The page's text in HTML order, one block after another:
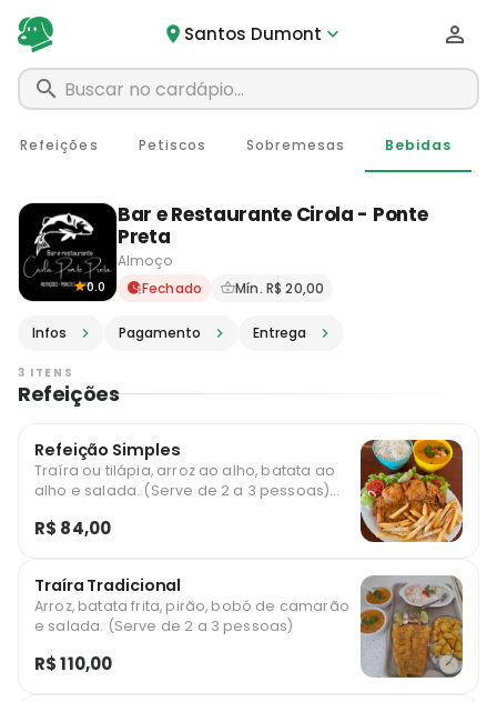
Santos Dumont
0.0
Bar e Restaurante Cirola - Ponte
Preta
Almoço
Delivery em Santos
Fechado Mín. R$ 20,00
Infos Pagamento Entrega
Refeições Petiscos Sobremesas Bebidas
3 ITENS
Refeições
Refeição Simples
Traíra ou tilápia, arroz ao alho, batata ao
alho e salada. (Serve de 2 a 3 pessoas)
R$ 84,00
Traíra Tradicional
Arroz, batata frita, pirão, bobó de camarão
e salada. (Serve de 2 a 3 pessoas)
R$ 110,00